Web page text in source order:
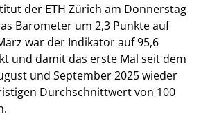
der ETH Zürich am Donnerstag
Barometer um 2,3 Punkte auf
war der Indikator auf 95,6
und damit das erste Mal seit dem
und September 2025 wieder
Durchschnittwert von 100